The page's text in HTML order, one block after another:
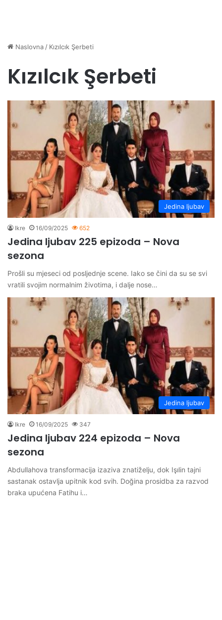
Naslovna / Kızılcık Şerbeti
Kızılcık Şerbeti
Jedina ljubav
Ikre 16/09/2025 652
Jedina ljubav 225 epizoda – Nova
sezona
Prošli su mjeseci od posljednje scene. Iako se čini da su se svi
vratili svojim normalnim životima, i dalje nose…
Jedina ljubav
Ikre 16/09/2025 347
Jedina ljubav 224 epizoda – Nova
sezona
Abdullahova transformacija izaziva znatiželju, dok Işılin tajni
sastanak ostavlja upitnik kod svih. Doğina prosidba za razvod
braka upućena Fatihu i…